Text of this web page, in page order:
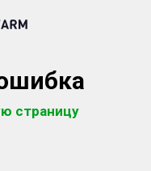
страницу